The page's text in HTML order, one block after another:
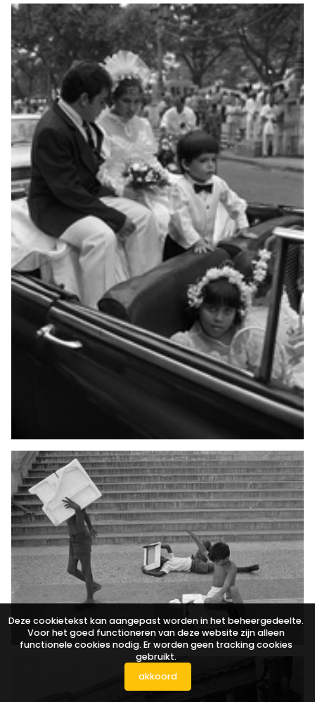
Deze cookietekst kan aangepast worden in het beheergedeelte.
Voor het goed functioneren van deze website zijn alleen
functionele cookies nodig. Er worden geen tracking cookies
gebruikt.
akkoord